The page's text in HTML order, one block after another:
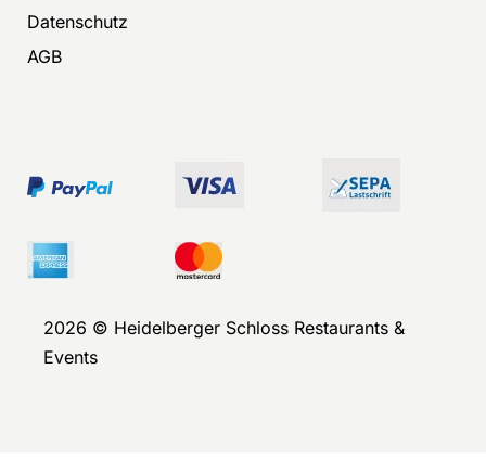
Datenschutz
AGB
2026 © Heidelberger Schloss Restaurants &
Events